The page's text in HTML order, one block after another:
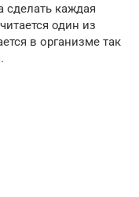
сделать каждая
один из
в организме так